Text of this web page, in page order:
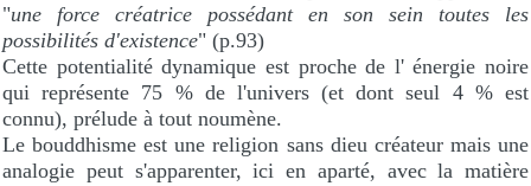
"une force créatrice possédant en son sein toutes les
possibilités d'existence" (p.93)
Cette potentialité dynamique est proche de l' énergie noire
qui représente 75 % de l'univers (et dont seul 4 % est
connu), prélude à tout noumène.
Le bouddhisme est une religion sans dieu créateur mais une
analogie peut s'apparenter, ici en aparté, avec la matière